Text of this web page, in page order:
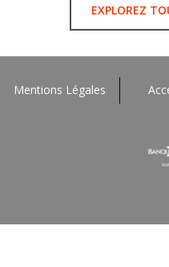
EXPLOREZ
Mentions Légales